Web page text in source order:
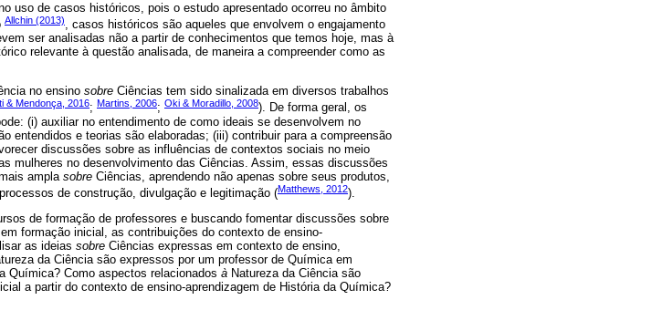
uso de casos históricos, pois o estudo apresentado ocorreu no âmbito
Allchin (2013)
, casos históricos são aqueles que envolvem o engajamento
ser analisadas não a partir de conhecimentos que temos hoje, mas à
relevante à questão analisada, de maneira a compreender como as
no ensino sobre Ciências tem sido sinalizada em diversos trabalhos
& Mendonça, 2016; Martins, 2006; Oki & Moradillo, 2008). De forma geral, os
(i) auxiliar no entendimento de como ideais se desenvolvem no
entendidos e teorias são elaboradas; (iii) contribuir para a compreensão
discussões sobre as influências de contextos sociais no meio
mulheres no desenvolvimento das Ciências. Assim, essas discussões
ampla sobre Ciências, aprendendo não apenas sobre seus produtos,
de construção, divulgação e legitimação (Matthews, 2012).
de formação de professores e buscando fomentar discussões sobre
formação inicial, as contribuições do contexto de ensino-
as ideias sobre Ciências expressas em contexto de ensino,
da Ciência são expressos por um professor de Química em
Química? Como aspectos relacionados à Natureza da Ciência são
a partir do contexto de ensino-aprendizagem de História da Química?